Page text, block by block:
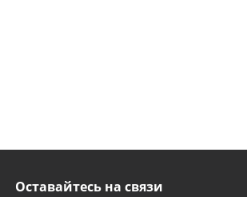
Оставайтесь на связи